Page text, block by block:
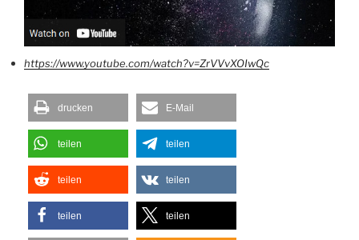
https://www.youtube.com/watch?v=ZrVVvXOIwQc
drucken E-Mail
teilen teilen
teilen teilen
teilen teilen